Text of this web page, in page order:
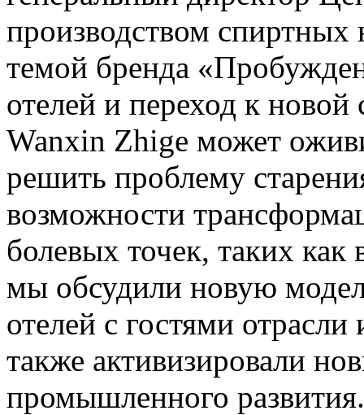
производством спиртных
темой бренда
отелей и переход к
Wanxin Zhige может
решить проблему
возможности
болевых точек, таких как
мы обсудили новую
отелей с гостями
также активизировали
промышленного развития.